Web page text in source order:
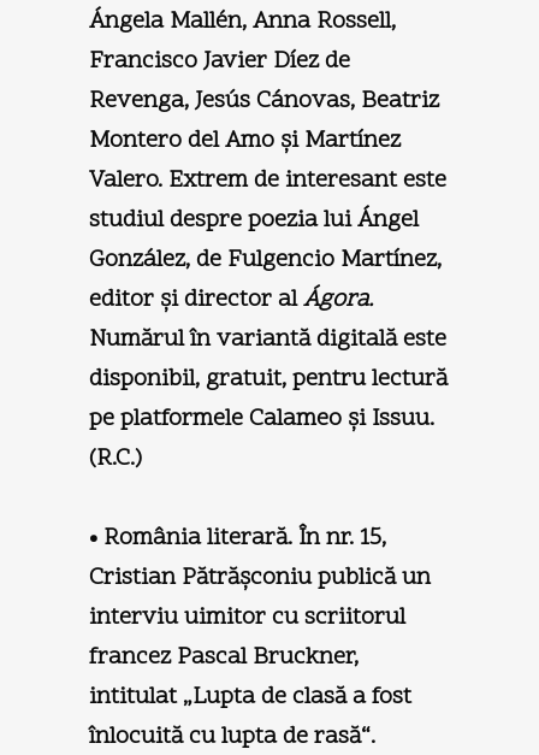
Ángela Mallén, Anna Rossell,
Francisco Javier Díez de
Revenga, Jesús Cánovas, Beatriz
Montero del Amo şi Martínez
Valero. Extrem de interesant este
studiul despre poezia lui Ángel
González, de Fulgencio Martínez,
editor şi director alÁgora.
Numărul în variantă digitală este
disponibil, gratuit, pentru lectură
pe platformele Calameo şi Issuu.
(R.C.)
• România literară. În nr. 15,
Cristian Pătrăşconiu publică un
interviu uimitor cu scriitorul
francez Pascal Bruckner,
intitulat „Lupta de clasă a fost
înlocuită cu lupta de rasă“.